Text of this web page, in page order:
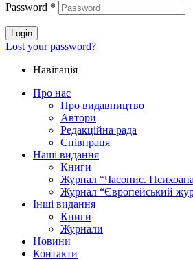
Password *
Login
Lost your password?
Навігація
Про нас
Про видавництво
Автори
Редакційна рада
Співпраця
Наші видання
Книги
Журнал “Часопис.
Журнал “Європейський
Інші видання
Книги
Журнали
Новини
Контакти